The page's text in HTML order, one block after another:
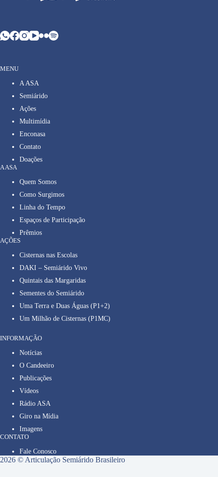
MENU
A ASA
Semiárido
Ações
Multimídia
Enconasa
Contato
Doações
A ASA
Quem Somos
Como Surgimos
Linha do Tempo
Espaços de Participação
Prêmios
AÇÕES
Cisternas nas Escolas
DAKI – Semiárido Vivo
Quintais das Margaridas
Sementes do Semiárido
Uma Terra e Duas Águas (P1+2)
Um Milhão de Cisternas (P1MC)
INFORMAÇÃO
Notícias
O Candeeiro
Publicações
Vídeos
Rádio ASA
Giro na Mídia
Imagens
CONTATO
Fale Conosco
2026 © Articulação Semiárido Brasileiro